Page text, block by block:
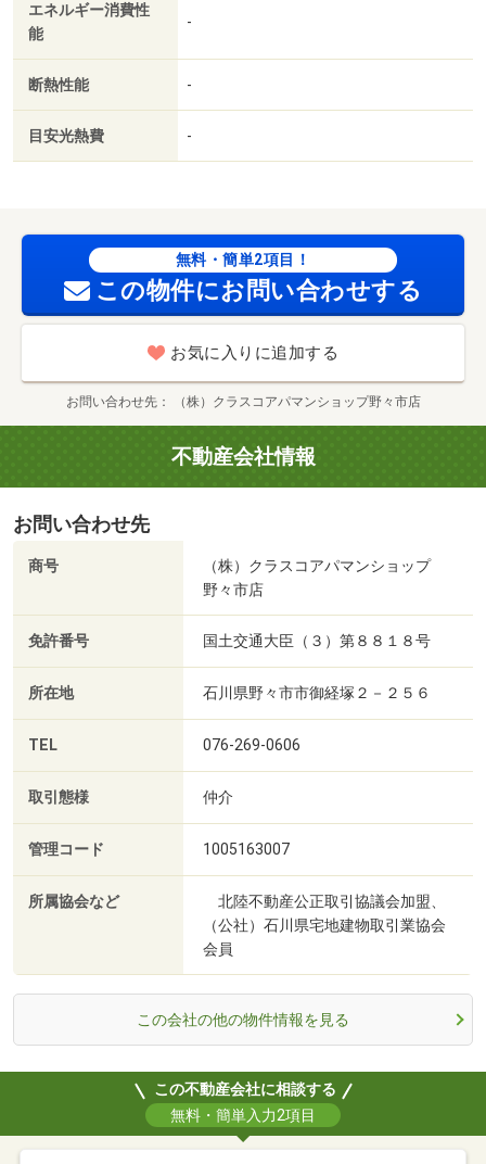
以内／セキュリティ会社加入済／ＬＤＫ１２畳以上／全居
室６畳以上／ＢＳ／礼金１ヶ月／保証会社利用可／（株）
北陸学院大学 スクールバス 平和町公園横 バス停（そ
の他）まで３５０ｍ／アルビス（株）／泉が丘中央店（ス
ーパー）まで１６８８ｍ／Ｖｄｒｕｇ 泉が丘店（その
エネルギー消費性
能
-
断熱性能 -
目安光熱費 -
無料・簡単2項目！
この物件にお問い合わせする
お気に入りに追加する
お問い合わせ先 （株）クラスコアパマンショップ野々市店
不動産会社情報
お問い合わせ先
商号
（株）クラスコアパマンショップ
野々市店
免許番号 国土交通大臣（３）第８８１８号
所在地 石川県野々市市御経塚２－２５６
TEL 076-269-0606
取引態様 仲介
管理コード 1005163007
所属協会など
北陸不動産公正取引協議会加盟、
（公社）石川県宅地建物取引業協会
会員
この会社の他の物件情報を見る
この不動産会社に相談する
無料・簡単入力2項目